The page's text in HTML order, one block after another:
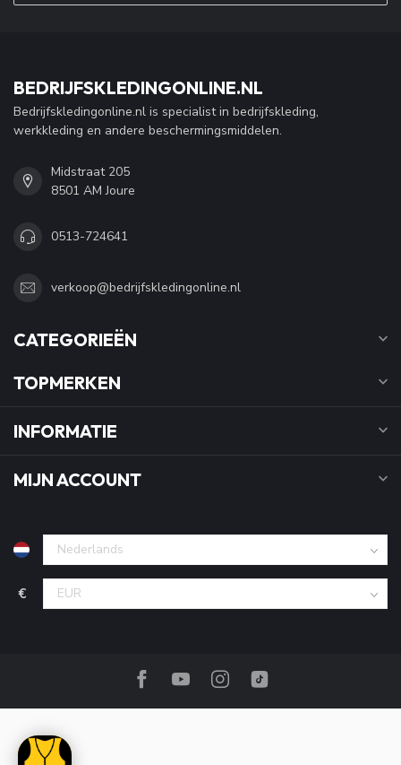
BEDRIJFSKLEDINGONLINE.NL
Bedrijfskledingonline.nl is specialist in bedrijfskleding,
werkkleding en andere beschermingsmiddelen.
Midstraat 205
8501 AM Joure
0513-724641
verkoop@bedrijfskledingonline.nl
CATEGORIEËN
TOPMERKEN
INFORMATIE
MIJN ACCOUNT
€